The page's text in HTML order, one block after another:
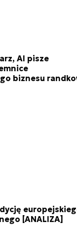
AI pisze
biznesu
[ANALIZA]